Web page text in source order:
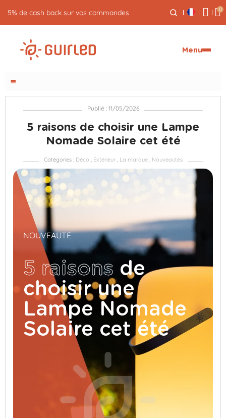
5% de cash back sur vos commandes 0
Menu
menu
Publié : 11/05/2026
5 raisons de choisir une Lampe
Nomade Solaire cet été
Catégories : Déco , Extérieur, La marque, Nouveautés
NOUVEAUTÉ
5 raisons de
choisir une
Lampe Nomade
Solaire cet été